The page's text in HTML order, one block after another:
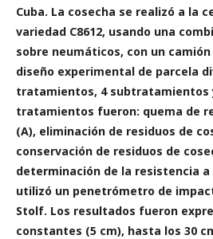
Cuba. La cosecha se realizó a la
variedad C8612, usando una
sobre neumáticos, con un camión
diseño experimental de parcela
tratamientos, 4 subtratamientos
tratamientos fueron: quema de
(A), eliminación de residuos de
conservación de residuos de
determinación de la resistencia
utilizó un penetrómetro de
Stolf. Los resultados fueron
constantes (5 cm), hasta los 30